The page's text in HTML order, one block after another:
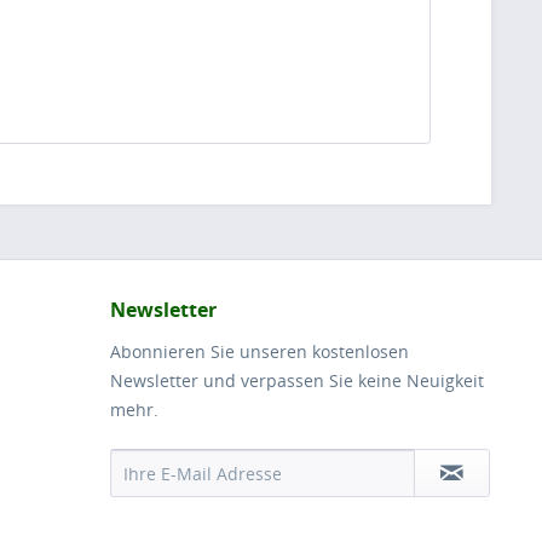
Newsletter
Abonnieren Sie unseren kostenlosen
Newsletter und verpassen Sie keine Neuigkeit
mehr.